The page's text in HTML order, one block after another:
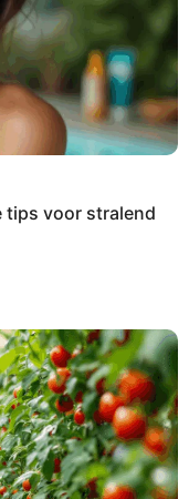
tips voor stralend